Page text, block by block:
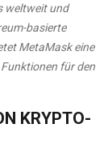
weltweit und
basierte
MetaMask eine
für den
KRYPTO-